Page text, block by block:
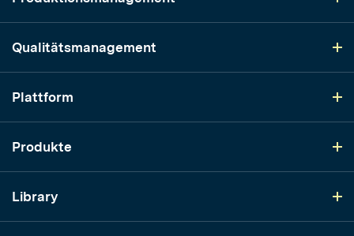
Qualitätsmanagement
Plattform
Produkte
Library